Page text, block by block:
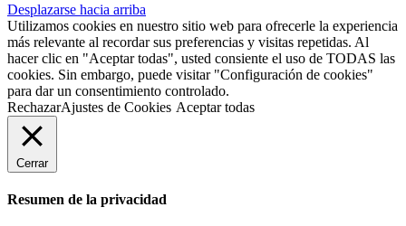
Desplazarse hacia arriba
Utilizamos cookies en nuestro sitio web para ofrecerle la experiencia
más relevante al recordar sus preferencias y visitas repetidas. Al
hacer clic en "Aceptar todas", usted consiente el uso de TODAS las
cookies. Sin embargo, puede visitar "Configuración de cookies"
para dar un consentimiento controlado.
RechazarAjustes de Cookies Aceptar todas
Cerrar
Resumen de la privacidad